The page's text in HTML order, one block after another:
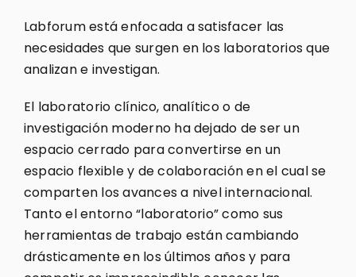
Labforum está enfocada a satisfacer las
necesidades que surgen en los laboratorios que
analizan e investigan.
El laboratorio clínico, analítico o de
investigación moderno ha dejado de ser un
espacio cerrado para convertirse en un
espacio flexible y de colaboración en el cual se
comparten los avances a nivel internacional.
Tanto el entorno “laboratorio” como sus
herramientas de trabajo están cambiando
drásticamente en los últimos años y para